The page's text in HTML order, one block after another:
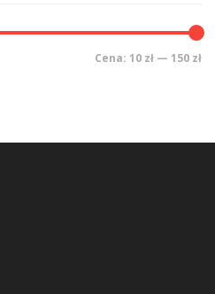
Cena: 10 zł — 150 zł